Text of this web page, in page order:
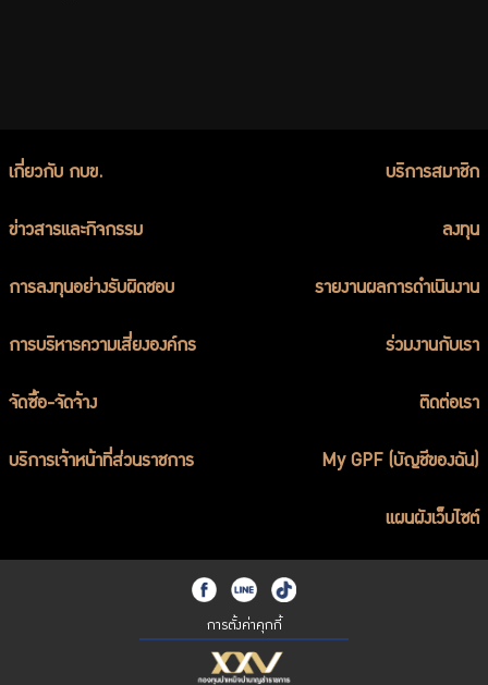
เกี่ยวกับ กบข. บริการสมาชิก
ข่าวสารและกิจกรรม ลงทุน
การลงทุนอย่างรับผิดชอบ รายงานผลการดำเนินงาน
การบริหารความเสี่ยงองค์กร ร่วมงานกับเรา
จัดซื้อ-จัดจ้าง ติดต่อเรา
บริการเจ้าหน้าที่ส่วนราชการ My GPF (บัญชีของฉัน)
แผนผังเว็บไซต์
การตั้งค่าคุกกี้